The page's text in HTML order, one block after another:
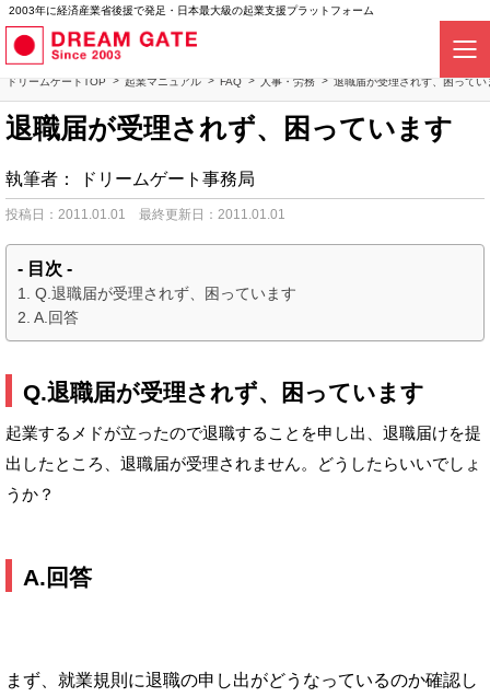
2003年に経済産業省後援で発足・日本最大級の起業支援プラットフォーム
ドリームゲートTOP 起業マニュアル FAQ 人事・労務 退職届が受理されず、困ってい
退職届が受理されず、困っています
執筆者： ドリームゲート事務局
投稿日：2011.01.01 最終更新日：2011.01.01
- 目次 -
Q.退職届が受理されず、困っています
A.回答
Q.退職届が受理されず、困っています
起業するメドが立ったので退職することを申し出、退職届けを提
出したところ、退職届が受理されません。どうしたらいいでしょ
うか？
A.回答
まず、就業規則に退職の申し出がどうなっているのか確認し